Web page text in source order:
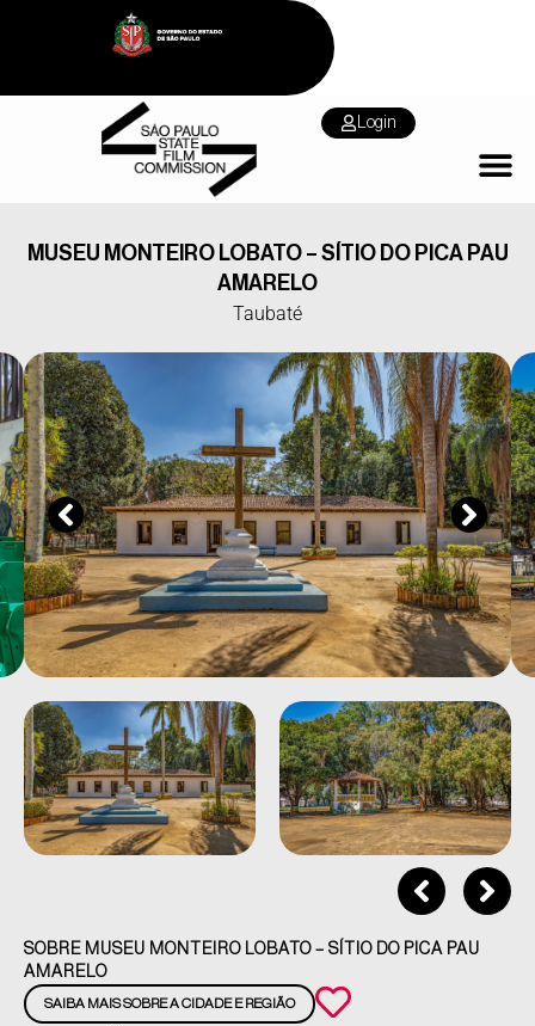
Login
MUSEU MONTEIRO LOBATO – SÍTIO DO PICA PAU
AMARELO
Taubaté
SOBRE MUSEU MONTEIRO LOBATO – SÍTIO DO PICA PAU
AMARELO
SAIBA MAIS SOBRE A CIDADE E REGIÃO